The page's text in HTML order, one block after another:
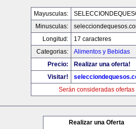
Mayusculas:
Minusculas:
Longitud:
17 caracteres
Categorias:
Alimentos y Bebidas
Precio:
Realizar una oferta!
Visitar!
Serán consideradas ofertas
Realizar una Oferta